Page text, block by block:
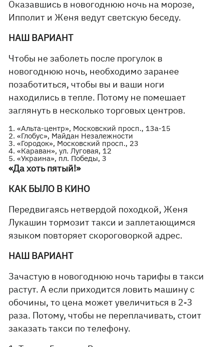
Оказавшись в новогоднюю ночь на морозе,
Ипполит и Женя ведут светскую беседу.
НАШ ВАРИАНТ
Чтобы не заболеть после прогулок в
новогоднюю ночь, необходимо заранее
позаботиться, чтобы вы и ваши ноги
находились в тепле. Потому не помешает
заглянуть в несколько торговых центров.
1. «Альта-центр», Московский просп., 13а-15
2. «Глобус», Майдан Незалежности
3. «Городок», Московский просп., 23
4. «Караван», ул. Луговая, 12
5. «Украина», пл. Победы, 3
«Да хоть пятый!»
КАК БЫЛО В КИНО
Передвигаясь нетвердой походкой, Женя
Лукашин тормозит такси и заплетающимся
языком повторяет скороговоркой адрес.
НАШ ВАРИАНТ
Зачастую в новогоднюю ночь тарифы в такси
растут. А если приходится ловить машину с
обочины, то цена может увеличиться в 2-3
раза. Потому, чтобы не переплачивать, стоит
заказать такси по телефону.